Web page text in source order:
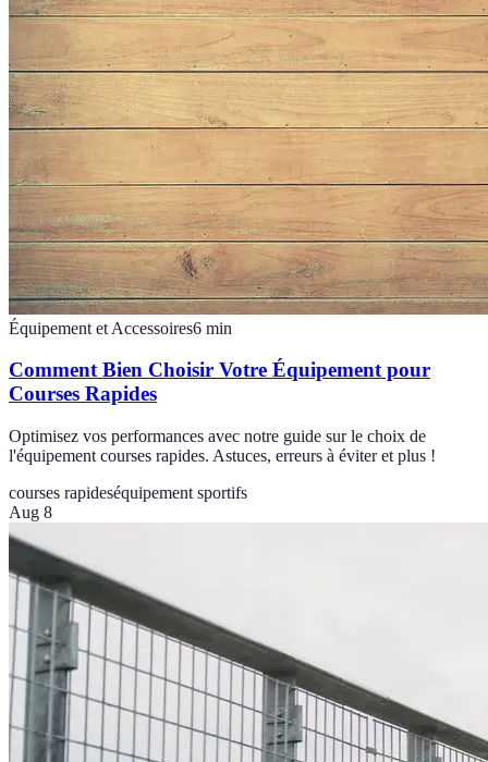
Équipement et Accessoires6 min
Comment Bien Choisir Votre Équipement pour
Courses Rapides
Optimisez vos performances avec notre guide sur le choix de
l'équipement courses rapides. Astuces, erreurs à éviter et plus !
courses rapideséquipement sportifs
Aug 8